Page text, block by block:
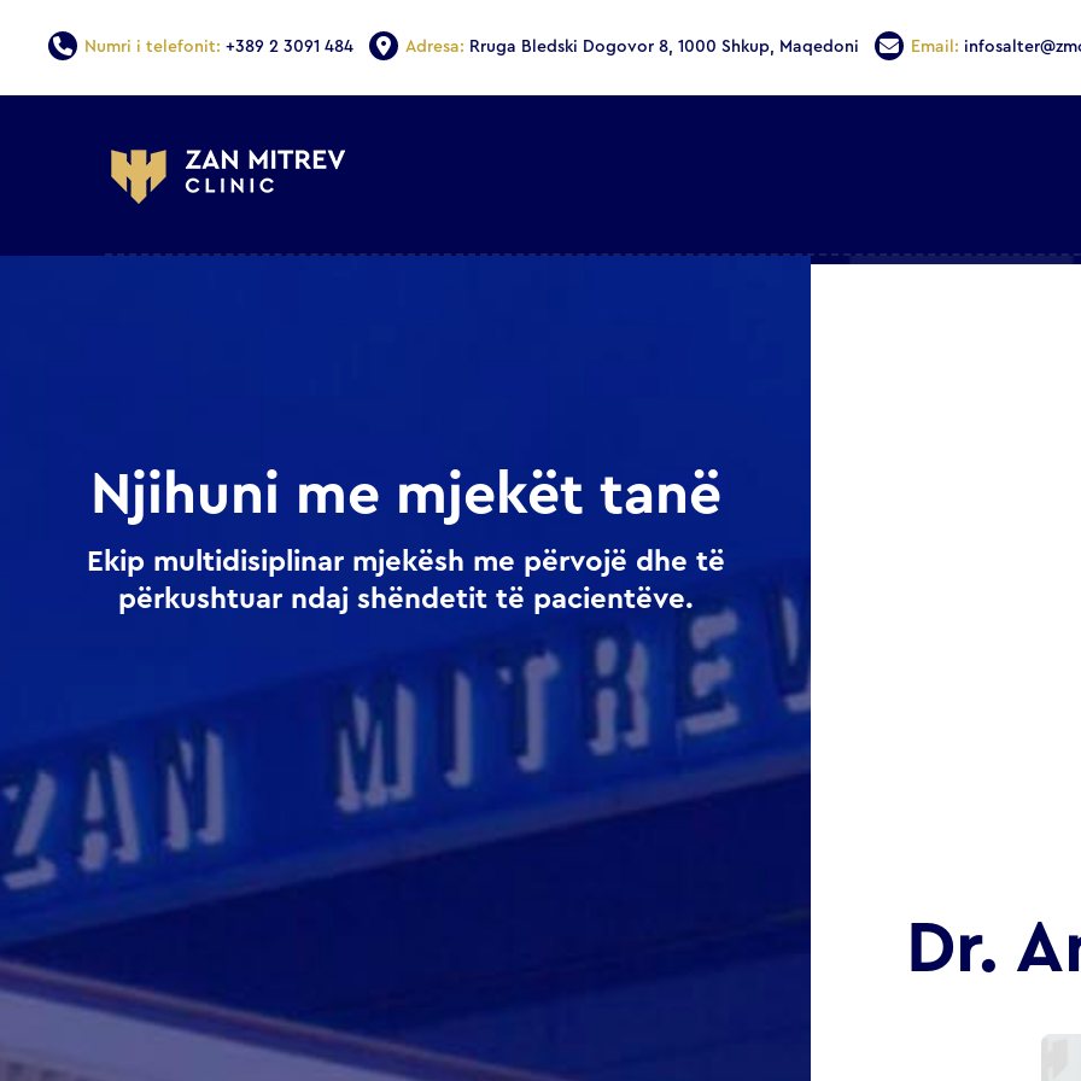
Numri i telefonit: +389 2 3091 484 Adresa: Rruga Bledski Dogovor 8, 1000 Shkup, Maqedoni Email:
Njihuni me mjekët tanë
Ekip multidisiplinar mjekësh me përvojë dhe të
përkushtuar ndaj shëndetit të pacientëve.
Dr.